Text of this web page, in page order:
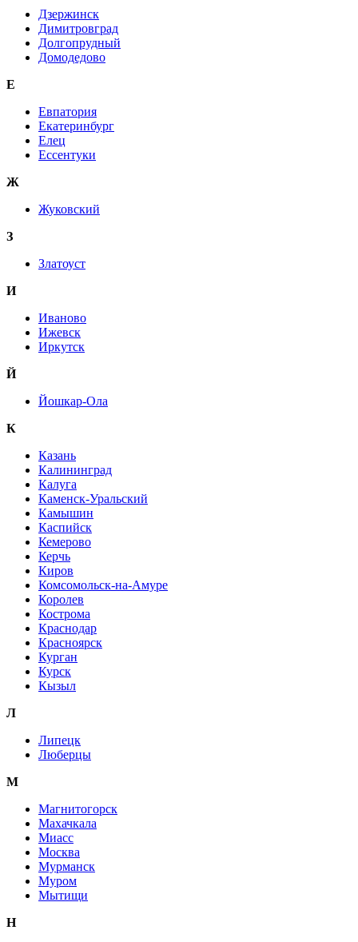
Дзержинск
Димитровград
Долгопрудный
Домодедово
Е
Евпатория
Екатеринбург
Елец
Ессентуки
Ж
Жуковский
З
Златоуст
И
Иваново
Ижевск
Иркутск
Й
Йошкар-Ола
К
Казань
Калининград
Калуга
Каменск-Уральский
Камышин
Каспийск
Кемерово
Керчь
Киров
Комсомольск-на-Амуре
Королев
Кострома
Краснодар
Красноярск
Курган
Курск
Кызыл
Л
Липецк
Люберцы
М
Магнитогорск
Махачкала
Миасс
Москва
Мурманск
Муром
Мытищи
Н